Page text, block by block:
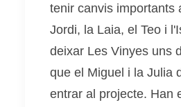
tenir canvis importants
Jordi, la Laia, el Teo i
deixar Les Vinyes uns
que el Miguel i la Julia
entrar al projecte. Han